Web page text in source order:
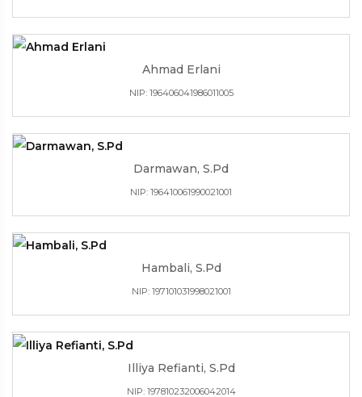
Ahmad Erlani
NIP: 196406041986011005
Darmawan, S.Pd
NIP: 196410061990021001
Hambali, S.Pd
NIP: 197101031998021001
Illiya Refianti, S.Pd
NIP: 197810232006042014